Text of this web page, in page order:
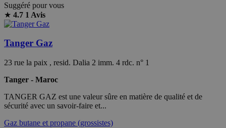
Suggéré pour vous
★ 4.7 1 Avis
Tanger Gaz
23 rue la paix , resid. Dalia 2 imm. 4 rdc. n° 1
Tanger - Maroc
TANGER GAZ est une valeur sûre en matière de qualité et de
sécurité avec un savoir-faire et...
Gaz butane et propane (grossistes)